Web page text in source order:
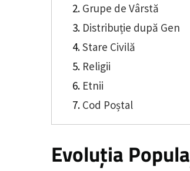
Grupe de Vârstă
Distribuție după Gen
Stare Civilă
Religii
Etnii
Cod Poștal
Evoluția